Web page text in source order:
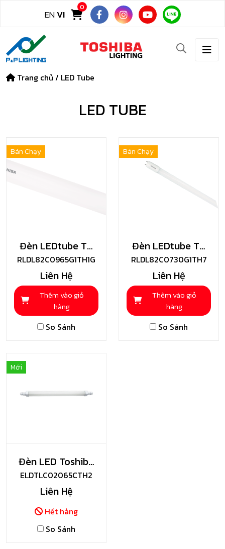
ENVI
0
Trang chủ/ LED Tube
LED TUBE
Bán Chạy
Đèn LEDtube T8
Độ Sáng Cao
Toshiba
RLDL82C0965G1TH1G
Liên Hệ
Thêm vào giỏ
hàng
So Sánh
Bán Chạy
Đèn LEDtube T8
Toshiba
RLDL82C0730G1TH7
Liên Hệ
Thêm vào giỏ
hàng
So Sánh
Mới
Đèn LED Toshiba
Chống Thấm Nước
ELDTLC02065CTH2
Liên Hệ
Hết hàng
So Sánh